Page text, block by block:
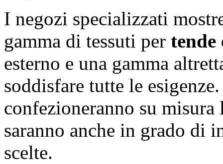
I negozi specializzati
gamma di tessuti per tende
esterno e una gamma
soddisfare tutte le
confezioneranno su misura
saranno anche in grado di
scelte.